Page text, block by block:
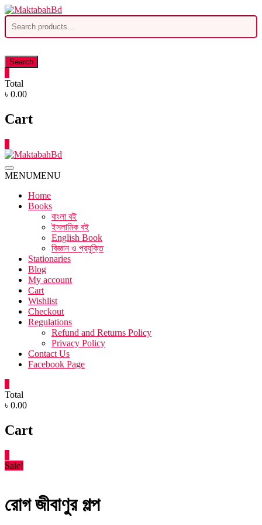
Skip
to
content
Search
for:
Search
Total
৳ 0.00
Cart
MENUMENU
Home
Books
বাংলা বই
ইসলামিক বই
English Book
বিজ্ঞান ও প্রযুক্তি
Stationaries
Blog
My account
Cart
Wishlist
Checkout
Regulations
Refund and Returns Policy
Privacy Policy
Contact Us
Facebook Page
Total
৳ 0.00
Cart
Sale!
রোগ জীবাণুর গল্প